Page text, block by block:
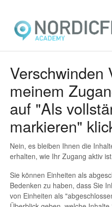
Online-
Verschwinden
meinem
auf "Als
markieren"
Nein, es bleiben Ihnen die
erhalten, wie Ihr Zugang aktiv
Sie können Einheiten als
Bedenken zu haben, dass Sie
von Einheiten als